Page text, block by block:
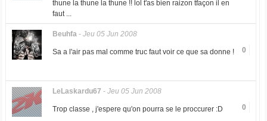
thune la thune la thune !! lol t'as bien raizon tfaçon il en
faut ...
Beuhfa- Jeu 05 Jun 2008
0
Sa a l'air pas mal comme truc faut voir ce que sa donne !
LeLaskardu67 - Jeu 05 Jun 2008
0
Trop classe , j'espere qu'on pourra se le proccurer :D